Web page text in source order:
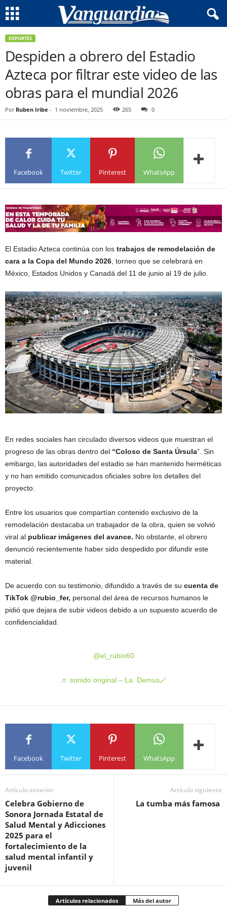
DEPORTES
Despiden a obrero del Estadio
Azteca por filtrar este video de las
obras para el mundial 2026
Por Ruben Iribe - 1 noviembre, 2025 265 0
Facebook Twitter Pinterest WhatsApp
El Estadio Azteca continúa con los trabajos de remodelación de
cara a la Copa del Mundo 2026 , torneo que se celebrará en
México, Estados Unidos y Canadá del 11 de junio al 19 de julio.
En redes sociales han circulado diversos videos que muestran el
progreso de las obras dentro del “Coloso de Santa Úrsula”. Sin
embargo, las autoridades del estadio se han mantenido herméticas
y no han emitido comunicados oficiales sobre los detalles del
proyecto.
Entre los usuarios que compartían contenido exclusivo de la
remodelación destacaba un trabajador de la obra, quien se volvió
viral al publicar imágenes del avance. No obstante, el obrero
denunció recientemente haber sido despedido por difundir este
material.
De acuerdo con su testimonio, difundido a través de su cuenta de
TikTok @rubio_fer, personal del área de recursos humanos le
pidió que dejara de subir videos debido a un supuesto acuerdo de
confidencialidad.
@el_rubio60
♬ sonido original – La. Demus🪄
Facebook Twitter Pinterest WhatsApp
Artículo anterior
Celebra Gobierno de
Sonora Jornada Estatal de
Salud Mental y Adicciones
2025 para el
fortalecimiento de la
salud mental infantil y
juvenil
Artículo siguiente
La tumba más famosa
Artículos relacionados Más del autor